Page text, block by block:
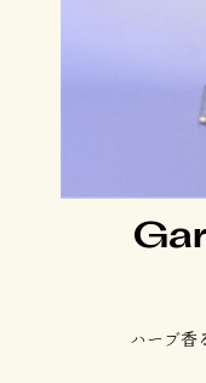
ハーブ香